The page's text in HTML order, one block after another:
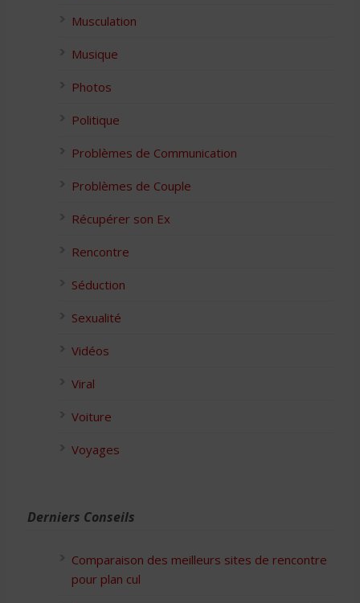
Musculation
Musique
Photos
Politique
Problèmes de Communication
Problèmes de Couple
Récupérer son Ex
Rencontre
Séduction
Sexualité
Vidéos
Viral
Voiture
Voyages
Derniers Conseils
Comparaison des meilleurs sites de rencontre
pour plan cul